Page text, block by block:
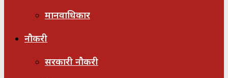
मानवाधिकार
नौकरी
सरकारी नौकरी